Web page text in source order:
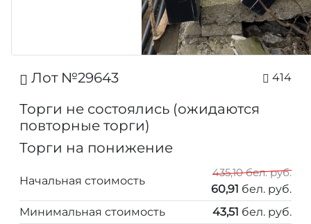
Лот №29643 414
Торги не состоялись (ожидаются
повторные торги)
Торги на понижение
Начальная стоимость
435,10 бел. руб.
60,91 бел. руб.
Минимальная стоимость
43,51 бел. руб.